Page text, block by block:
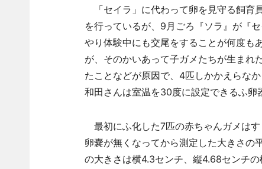
「セイラ」に代わって卵を見守る飼育
を行っているが、9月ごろ『ソラ』が『
やり体験中にも交尾をすることが何度も
が、そのかいあって子ガメたちが生まれ
たことなどが原因で、4匹しかかえらな
和田さんは室温を30度に設定できるふ卵
最初にふ化した7匹の赤ちゃんガメはす
卵嚢が無くなってから測定した大きさ
の大きさは横4.3センチ、縦4.68センチ